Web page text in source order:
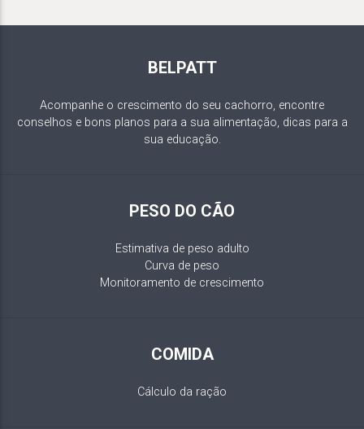
BELPATT
Acompanhe o crescimento do seu cachorro, encontre
conselhos e bons planos para a sua alimentação, dicas para a
sua educação.
PESO DO CÃO
Estimativa de peso adulto
Curva de peso
Monitoramento de crescimento
COMIDA
Cálculo da ração